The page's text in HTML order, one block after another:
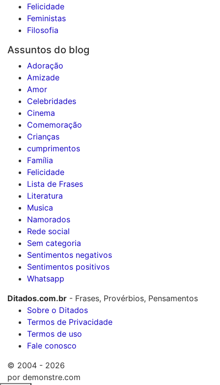
Felicidade
Feministas
Filosofia
Assuntos do blog
Adoração
Amizade
Amor
Celebridades
Cinema
Comemoração
Crianças
cumprimentos
Família
Felicidade
Lista de Frases
Literatura
Musica
Namorados
Rede social
Sem categoria
Sentimentos negativos
Sentimentos positivos
Whatsapp
Ditados.com.br - Frases, Provérbios, Pensamentos
Sobre o Ditados
Termos de Privacidade
Termos de uso
Fale conosco
© 2004 - 2026
por demonstre.com